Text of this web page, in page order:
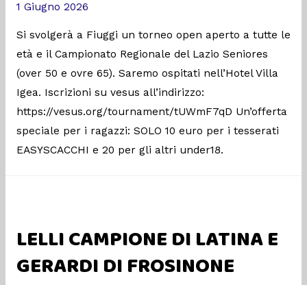
1 Giugno 2026
Si svolgerà a Fiuggi un torneo open aperto a tutte le
età e il Campionato Regionale del Lazio Seniores
(over 50 e ovre 65). Saremo ospitati nell’Hotel Villa
Igea. Iscrizioni su vesus all’indirizzo:
https://vesus.org/tournament/tUWmF7qD Un’offerta
speciale per i ragazzi: SOLO 10 euro per i tesserati
EASYSCACCHI e 20 per gli altri under18.
LELLI CAMPIONE DI LATINA E
GERARDI DI FROSINONE